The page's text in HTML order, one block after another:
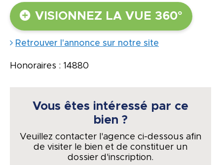
VISIONNEZ LA VUE 360°
Retrouver l'annonce sur notre site
Honoraires : 14880
Vous êtes intéressé par ce
bien ?
Veuillez contacter l'agence ci-dessous afin
de visiter le bien et de constituer un
dossier d'inscription.